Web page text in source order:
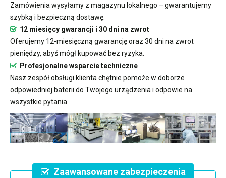
Zamówienia wysyłamy z magazynu lokalnego – gwarantujemy
szybką i bezpieczną dostawę.
12 miesięcy gwarancji i 30 dni na zwrot
Oferujemy 12-miesięczną gwarancję oraz 30 dni na zwrot
pieniędzy, abyś mógł kupować bez ryzyka.
Profesjonalne wsparcie techniczne
Nasz zespół obsługi klienta chętnie pomoże w doborze
odpowiedniej baterii do Twojego urządzenia i odpowie na
wszystkie pytania.
Zaawansowane zabezpieczenia